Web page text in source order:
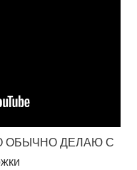
ОБЫЧНО ДЕЛАЮ С